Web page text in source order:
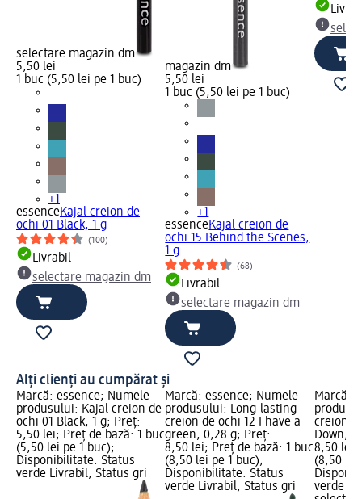
selectare magazin dm
5,50 lei
1 buc (5,50 lei pe 1 buc)
+1
essenceKajal creion de
ochi 01 Black, 1 g
(100)
Livrabil
selectare magazin dm
magazin dm
5,50 lei
1 buc (5,50 lei pe 1 buc)
+1
essenceKajal creion de
ochi 15 Behind the Scenes,
1 g
(68)
Livrabil
selectare magazin dm
Alți clienți au cumpărat și
Marcă: essence; Numele
produsului: Kajal creion de
ochi 01 Black, 1 g; Preț:
5,50 lei; Preț de bază: 1 buc
(5,50 lei pe 1 buc);
Disponibilitate: Status
verde Livrabil, Status gri
Marcă: essence; Numele
produsului: Long-lasting
creion de ochi 12 I have a
green, 0,28 g; Preț:
8,50 lei; Preț de bază: 1 buc
(8,50 lei pe 1 buc);
Disponibilitate: Status
verde Livrabil, Status gri
Marcă:
creion
Down,
8,50 lei;
(8,50 lei
verde